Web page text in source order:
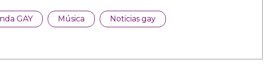
GAY Música Noticias gay